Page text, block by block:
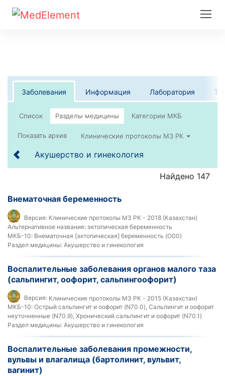
Заболевания Информация Лаборатория
Список
Клинические протоколы МЗ РК
Акушерство и гинекология
Найдено 147
Внематочная беременность
Версия: Клинические протоколы МЗ РК - 2018 (Казахстан)
Альтернативное название: эктопическая беременность
МКБ-10: Внематочная [эктопическая] беременность (O00)
Раздел медицины: Акушерство и гинекология
Воспалительные заболевания органов малого таза
(сальпингит, оофорит, сальпингоофорит)
Версия: Клинические протоколы МЗ РК - 2015 (Казахстан)
МКБ-10: Острый сальпингит и оофорит (N70.0), Сальпингит и оофорит
неуточненные (N70.9), Хронический сальпингит и оофорит (N70.1)
Раздел медицины: Акушерство и гинекология
Воспалительные заболевания промежности,
вульвы и влагалища (бартолинит, вульвит,
вагинит)